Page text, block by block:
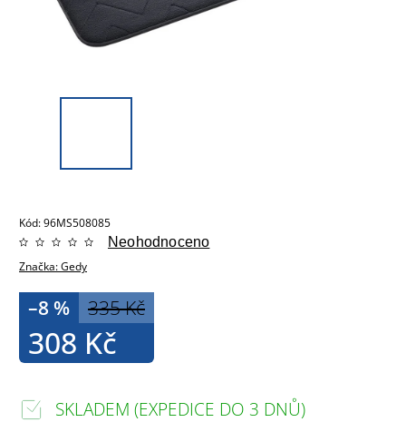
Kód:96MS508085
Značka:Gedy
Neohodnoceno
335 Kč
–8 %
308 Kč
SKLADEM (EXPEDICE DO 3 DNŮ)